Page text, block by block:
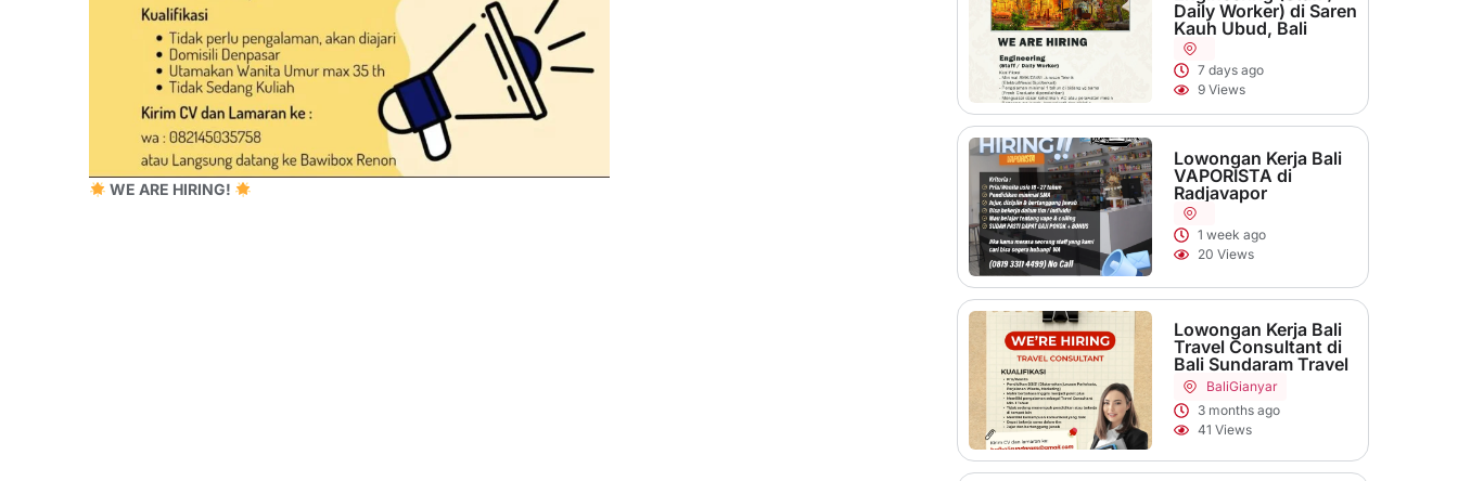
WE ARE HIRING!
Daily Worker) di Saren
Kauh Ubud, Bali
7 days ago
9 Views
Lowongan Kerja Bali
VAPORISTA di
Radjavapor
1 week ago
20 Views
Lowongan Kerja Bali
Travel Consultant di
Bali Sundaram Travel
BaliGianyar
3 months ago
41 Views